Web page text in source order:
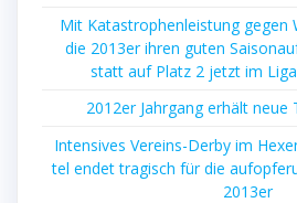
Mit Kata­stro­phen­leis­tung gegen
die 2013er ihren guten
statt auf Platz 2 jetzt im
2012er Jahr­gang erhält neue
Inten­si­ves Ver­eins-Der­by im
tel endet tra­gisch für die
2013er